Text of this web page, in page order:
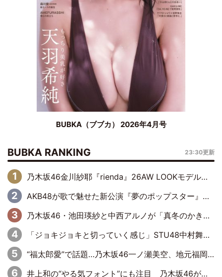
BUBKA（ブブカ） 2026年4月号
BUBKA RANKING 23:30更新
乃木坂46金川紗耶『rienda』26AW LOOKモデルに就任
AKB48が歌で魅せた新公演『夢のポップスター』 初日から全身全霊のステージ
乃木坂46・池田瑛紗と中西アルノが「真冬のかき氷」騒動で火花散らす！ 因縁の裏にあるのは、逆境をともに“凌”ぐ似た者同士の絆
「ジョキジョキと切っていく感じ」STU48中村舞、新しい挑戦は自らの手で
“福太郎愛”で話題…乃木坂46一ノ瀬美空、地元福岡『めんべい25周年トップサポーター』に就任
井上和の“やる気フォント”にも注目 乃木坂46が挑んだ書道パフォーマンスの舞台裏